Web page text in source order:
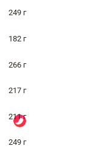
249 г
182 г
266 г
217 г
211 г
249 г